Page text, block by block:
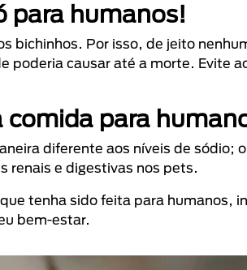
para humanos!
bichinhos. Por isso, de jeito
causar até a morte. Evite
comida para
diferente aos níveis de sódio;
renais e digestivas nos pets.
tenha sido feita para humanos,
bem-estar.